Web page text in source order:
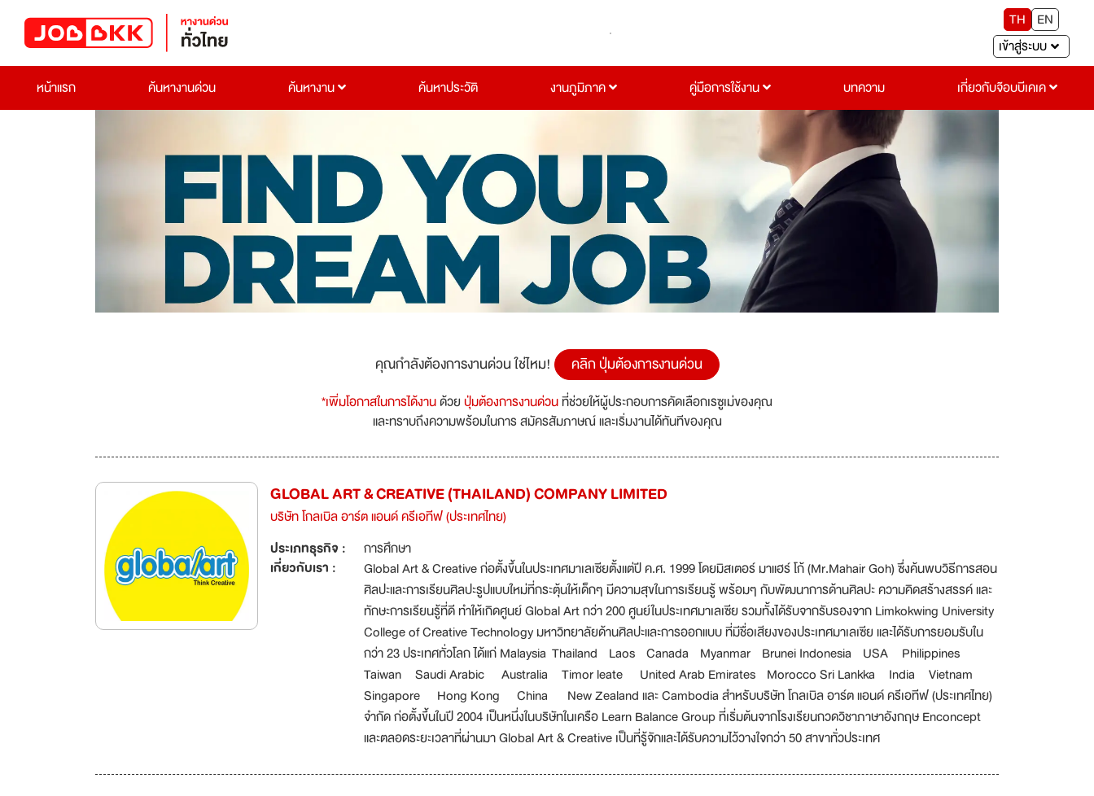
TH
EN
เข้าสู่ระบบ
หน้าแรก
ค้นหางานด่วน ค้นหางาน ค้นหาประวัติ งานภูมิภาค คู่มือการใช้งาน บทความ เกี่ยวกับจ๊อบบีเคเค
คุณกำลังต้องการงานด่วน ใช่ไหม! คลิก ปุ่มต้องการงานด่วน
*เพิ่มโอกาสในการได้งานด้วยปุ่มต้องการงานด่วนที่ช่วยให้ผู้ประกอบการคัดเลือกเรซูเม่ของคุณ
และทราบถึงความพร้อมในการ สมัครสัมภาษณ์ และเริ่มงานได้ทันทีของคุณ
GLOBAL ART & CREATIVE (THAILAND) COMPANY LIMITED
บริษัท โกลเบิล อาร์ต แอนด์ ครีเอทีฟ (ประเทศไทย)
ประเภทธุรกิจ :
การศึกษา
เกี่ยวกับเรา :
Global Art & Creative ก่อตั้งขึ้นในประเทศมาเลเซียตั้งแต่ปี ค.ศ. 1999 โดยมิสเตอร์ มาแฮร์ โก้ (Mr.Mahair Goh) ซึ่งค้นพบวิธีการสอน
ศิลปะและการเรียนศิลปะรูปแบบใหม่ที่กระตุ้นให้เด็กๆ มีความสุขในการเรียนรู้ พร้อมๆ กับพัฒนาการด้านศิลปะ ความคิดสร้างสรรค์ และ
ทักษะการเรียนรู้ที่ดี ทำให้เกิดศูนย์ Global Art กว่า 200 ศูนย์ในประเทศมาเลเซีย รวมทั้งได้รับจากรับรองจาก Limkokwing University
College of Creative Technology มหาวิทยาลัยด้านศิลปะและการออกแบบ ที่มีชื่อเสียงของประเทศมาเลเซีย และได้รับการยอมรับใน
กว่า 23 ประเทศทั่วโลก ได้แก่ Malaysia Thailand Laos Canada Myanmar Brunei Indonesia USA Philippines
Taiwan Saudi Arabic Australia Timor leate United Arab Emirates Morocco Sri Lankka India Vietnam
Singapore Hong Kong China New Zealand และ Cambodia สำหรับบริษัท โกลเบิล อาร์ต แอนด์ ครีเอทีฟ (ประเทศไทย)
จำกัด ก่อตั้งขึ้นในปี 2004 เป็นหนึ่งในบริษัทในเครือ Learn Balance Group ที่เริ่มต้นจากโรงเรียนกวดวิชาภาษาอังกฤษ Enconcept
และตลอดระยะเวลาที่ผ่านมา Global Art & Creative เป็นที่รู้จักและได้รับความไว้วางใจกว่า 50 สาขาทั่วประเทศ